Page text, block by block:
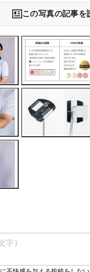
この写真の記事を